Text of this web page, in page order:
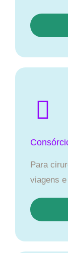
Para
viagens